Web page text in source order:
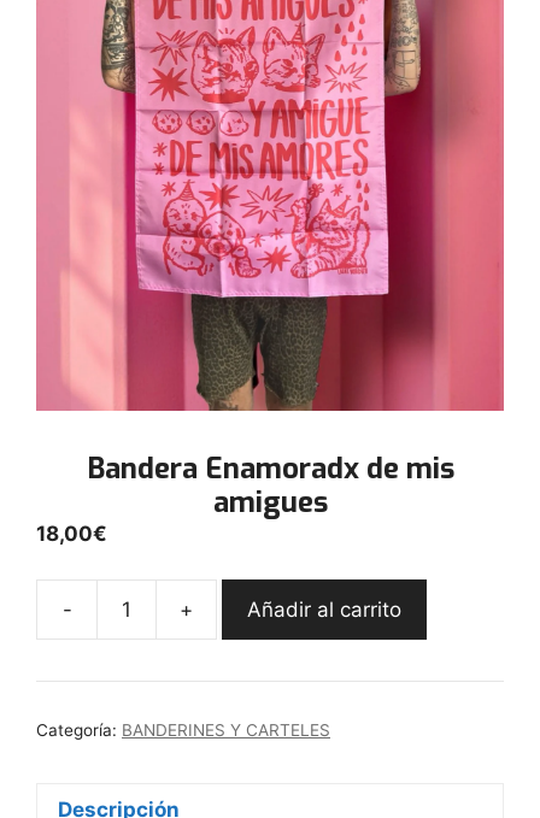
Bandera Enamoradx de mis
amigues
18,00€
-
Bandera
de
amigues
+ Añadir al carrito
Categoría: BANDERINES Y CARTELES
Descripción